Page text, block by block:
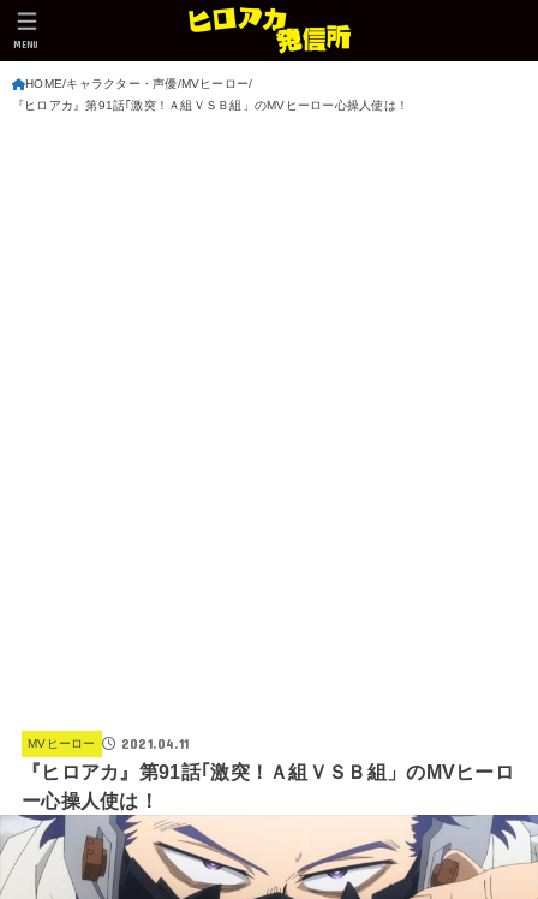
MENU
HOME キャラクター・声優 MVヒーロー
『ヒロアカ』第91話｢激突！Ａ組ＶＳＢ組」のMVヒーロー心操人使は！
MVヒーロー 2021.04.11
『ヒロアカ』第91話｢激突！Ａ組ＶＳＢ組」のMVヒーロ
ー心操人使は！